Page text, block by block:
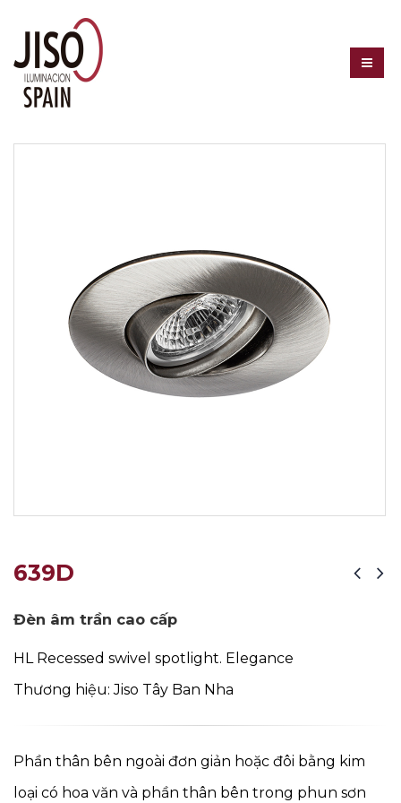
639D
Đèn âm trần cao cấp
HL Recessed swivel spotlight. Elegance
Thương hiệu: Jiso Tây Ban Nha
Phần thân bên ngoài đơn giản hoặc đôi bằng kim
loại có hoa văn và phần thân bên trong phun sơn